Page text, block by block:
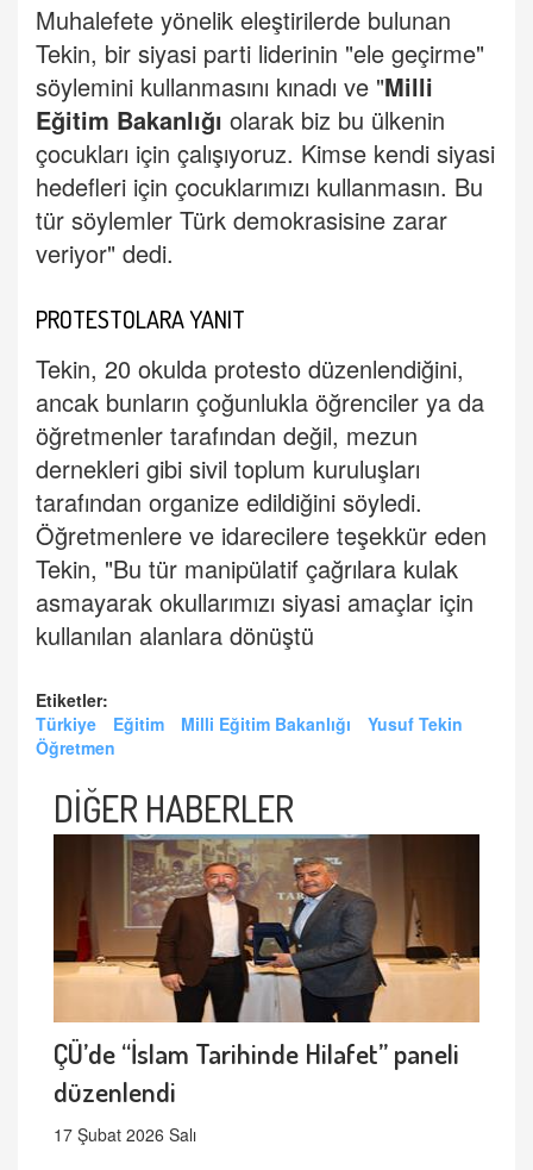
Muhalefete yönelik eleştirilerde bulunan
Tekin, bir siyasi parti liderinin "ele geçirme"
söylemini kullanmasını kınadı ve "Milli
Eğitim Bakanlığı olarak biz bu ülkenin
çocukları için çalışıyoruz. Kimse kendi siyasi
hedefleri için çocuklarımızı kullanmasın. Bu
tür söylemler Türk demokrasisine zarar
veriyor" dedi.
PROTESTOLARA YANIT
Tekin, 20 okulda protesto düzenlendiğini,
ancak bunların çoğunlukla öğrenciler ya da
öğretmenler tarafından değil, mezun
dernekleri gibi sivil toplum kuruluşları
tarafından organize edildiğini söyledi.
Öğretmenlere ve idarecilere teşekkür eden
Tekin, "Bu tür manipülatif çağrılara kulak
asmayarak okullarımızı siyasi amaçlar için
kullanılan alanlara dönüştü
Etiketler:
Türkiye
Eğitim Milli Eğitim Bakanlığı
Yusuf Tekin
Öğretmen
DİĞER HABERLER
ÇÜ’de “İslam Tarihinde Hilafet” paneli
düzenlendi
17 Şubat 2026 Salı